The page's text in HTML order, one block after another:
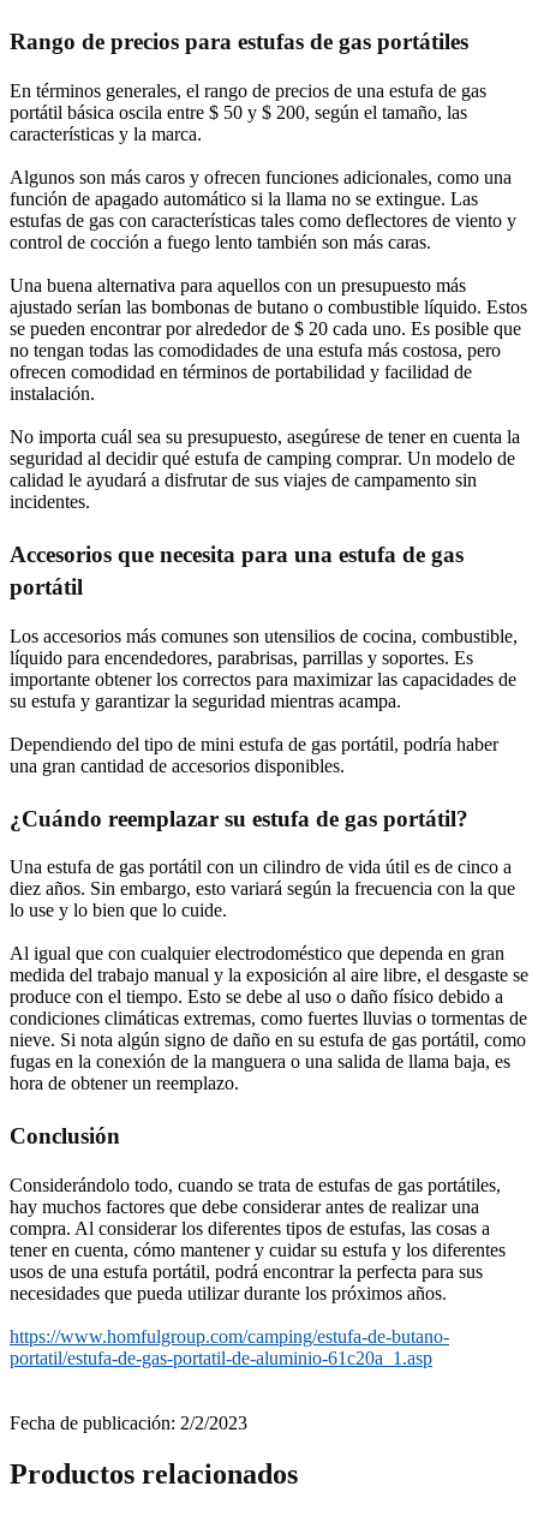
Rango de precios para estufas de gas portátiles
En términos generales, el rango de precios de una estufa de gas
portátil básica oscila entre $ 50 y $ 200, según el tamaño, las
características y la marca.
Algunos son más caros y ofrecen funciones adicionales, como una
función de apagado automático si la llama no se extingue. Las
estufas de gas con características tales como deflectores de viento y
control de cocción a fuego lento también son más caras.
Una buena alternativa para aquellos con un presupuesto más
ajustado serían las bombonas de butano o combustible líquido. Estos
se pueden encontrar por alrededor de $ 20 cada uno. Es posible que
no tengan todas las comodidades de una estufa más costosa, pero
ofrecen comodidad en términos de portabilidad y facilidad de
instalación.
No importa cuál sea su presupuesto, asegúrese de tener en cuenta la
seguridad al decidir qué estufa de camping comprar. Un modelo de
calidad le ayudará a disfrutar de sus viajes de campamento sin
incidentes.
Accesorios que necesita para una estufa de gas
portátil
Los accesorios más comunes son utensilios de cocina, combustible,
líquido para encendedores, parabrisas, parrillas y soportes. Es
importante obtener los correctos para maximizar las capacidades de
su estufa y garantizar la seguridad mientras acampa.
Dependiendo del tipo de mini estufa de gas portátil, podría haber
una gran cantidad de accesorios disponibles.
¿Cuándo reemplazar su estufa de gas portátil?
Una estufa de gas portátil con un cilindro de vida útil es de cinco a
diez años. Sin embargo, esto variará según la frecuencia con la que
lo use y lo bien que lo cuide.
Al igual que con cualquier electrodoméstico que dependa en gran
medida del trabajo manual y la exposición al aire libre, el desgaste se
produce con el tiempo. Esto se debe al uso o daño físico debido a
condiciones climáticas extremas, como fuertes lluvias o tormentas de
nieve. Si nota algún signo de daño en su estufa de gas portátil, como
fugas en la conexión de la manguera o una salida de llama baja, es
hora de obtener un reemplazo.
Conclusión
Considerándolo todo, cuando se trata de estufas de gas portátiles,
hay muchos factores que debe considerar antes de realizar una
compra. Al considerar los diferentes tipos de estufas, las cosas a
tener en cuenta, cómo mantener y cuidar su estufa y los diferentes
usos de una estufa portátil, podrá encontrar la perfecta para sus
necesidades que pueda utilizar durante los próximos años.
https://www.homfulgroup.com/camping/estufa-de-butano-
portatil/estufa-de-gas-portatil-de-aluminio-61c20a_1.asp
Fecha de publicación: 2/2/2023
Productos relacionados